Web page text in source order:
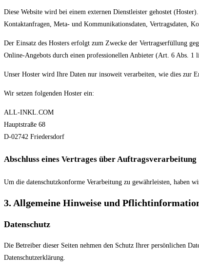
Diese Website wird bei einem externen Dienstleister gehostet
Kontaktanfragen, Meta- und Kommunikationsdaten, Vertragsdaten,
Der Einsatz des Hosters erfolgt zum Zwecke der Vertragserfüllung
Online-Angebots durch einen professionellen Anbieter (Art. 6 Abs. 1
Unser Hoster wird Ihre Daten nur insoweit verarbeiten, wie dies zur
Wir setzen folgenden Hoster ein:
ALL-INKL.COM
Hauptstraße 68
D-02742 Friedersdorf
Abschluss eines Vertrages über Auftragsverarbeitung
Um die datenschutzkonforme Verarbeitung zu gewährleisten, haben
3. Allgemeine Hinweise und
Datenschutz
Die Betreiber dieser Seiten nehmen den Schutz Ihrer persönlichen
Datenschutzerklärung.